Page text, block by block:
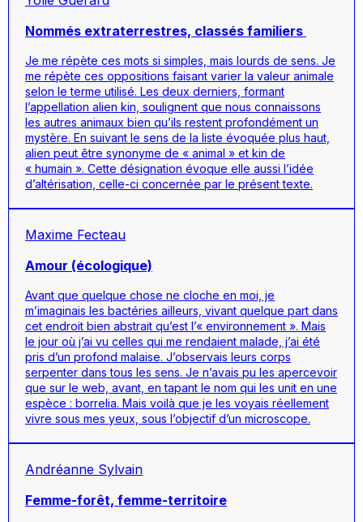
Nommés extraterrestres, classés familiers
Je me répète ces mots si simples, mais lourds de sens. Je
me répète ces oppositions faisant varier la valeur animale
selon le terme utilisé. Les deux derniers, formant
l’appellation alien kin, soulignent que nous connaissons
les autres animaux bien qu’ils restent profondément un
mystère. En suivant le sens de la liste évoquée plus haut,
alien peut être synonyme de « animal » et kin de
« humain ». Cette désignation évoque elle aussi l’idée
d’altérisation, celle-ci concernée par le présent texte.
Maxime Fecteau
Amour (écologique)
Avant que quelque chose ne cloche en moi, je
m’imaginais les bactéries ailleurs, vivant quelque part dans
cet endroit bien abstrait qu’est l’« environnement ». Mais
le jour où j’ai vu celles qui me rendaient malade, j’ai été
pris d’un profond malaise. J’observais leurs corps
serpenter dans tous les sens. Je n’avais pu les apercevoir
que sur le web, avant, en tapant le nom qui les unit en une
espèce : borrelia. Mais voilà que je les voyais réellement
vivre sous mes yeux, sous l’objectif d’un microscope.
Andréanne Sylvain
Femme-forêt, femme-territoire